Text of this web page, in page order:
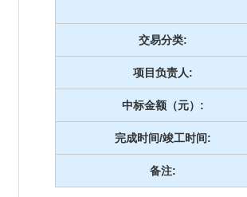
交易分类:
项目负责人:
中标金额（元）:
完成时间/竣工时间:
备注: